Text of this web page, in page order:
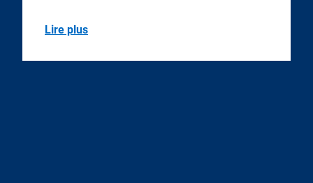
Lire plus